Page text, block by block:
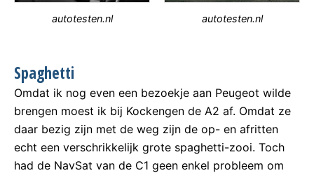
autotesten.nl autotesten.nl
Spaghetti
Omdat ik nog even een bezoekje aan Peugeot wilde
brengen moest ik bij Kockengen de A2 af. Omdat ze
daar bezig zijn met de weg zijn de op- en afritten
echt een verschrikkelijk grote spaghetti-zooi. Toch
had de NavSat van de C1 geen enkel probleem om